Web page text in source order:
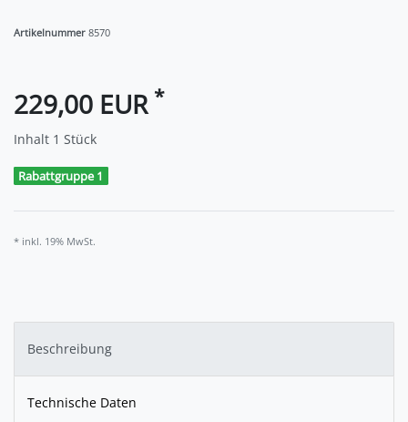
Artikelnummer 8570
229,00 EUR *
Inhalt 1 Stück
Rabattgruppe 1
* inkl. 19% MwSt.
Beschreibung
Technische Daten